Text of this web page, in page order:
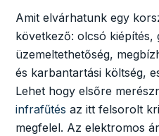
Amit elvárhatunk egy
következő: olcsó kiépítés,
üzemeltethetőség,
és karbantartási költség,
Lehet hogy elsőre
infrafűtés az itt felsorolt
megfelel. Az elektromos